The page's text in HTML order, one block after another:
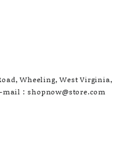
Wheeling, West Virginia,
mail : shopnow@store.com